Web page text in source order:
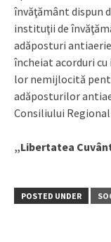
învăţământ dispun
instituţii de
adăposturi
încheiat acorduri
lor nemijlocită
adăposturilor
Consiliului Regional
„Libertatea
POSTED UNDER